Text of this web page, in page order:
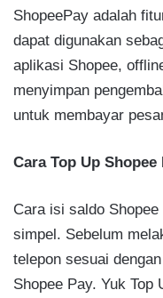
ShopeePay adalah
dapat digunakan
aplikasi Shopee,
menyimpan
untuk membayar
Cara Top Up
Cara isi saldo
simpel. Sebelum
telepon sesuai
Shopee Pay. Yuk Top